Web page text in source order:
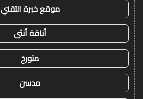
موقع خبرة التقني
أناقة أنثى
متورخ
مدسن